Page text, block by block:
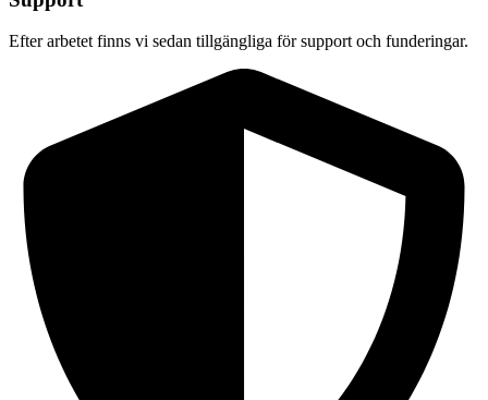
Efter arbetet finns vi sedan tillgängliga för support och funderingar.